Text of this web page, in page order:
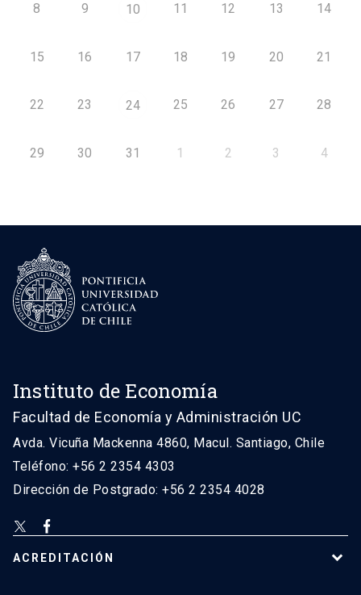
8 9 10 11 12 13 14
15 16 17 18 19 20 21
22 23 24 25 26 27 28
29 30 31 1 2 3 4
Instituto de Economía
Facultad de Economía y Administración UC
Avda. Vicuña Mackenna 4860, Macul. Santiago, Chile
Teléfono: +56 2 2354 4303
Dirección de Postgrado: +56 2 2354 4028
ACREDITACIÓN